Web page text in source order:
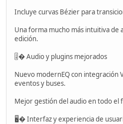
Incluye curvas Bézier para
Una forma mucho más intuitiva de
edición.
🎚� Audio y plugins mejorados
Nuevo modernEQ con integración
eventos y buses.
Mejor gestión del audio en todo el
🖥� Interfaz y experiencia de